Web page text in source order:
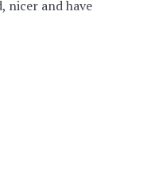
nicer and have